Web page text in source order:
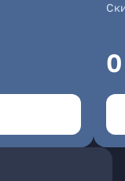
0